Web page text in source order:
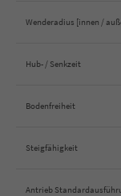
Wenderadius [innen /
Hub- / Senkzeit
Bodenfreiheit
Steigfähigkeit
Antrieb